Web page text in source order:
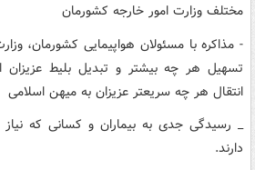
مختلف وزارت امور خارجه کشورمان
- مذاکره با مسئولان هواپیمایی کشورمان،
تسهیل هر چه بیشتر و تبدیل بلیط عزیزان
انتقال هر چه سریعتر عزیزان به میهن اسلامی
_ رسیدگی جدی به بیماران و کسانی که نیاز
دارند.